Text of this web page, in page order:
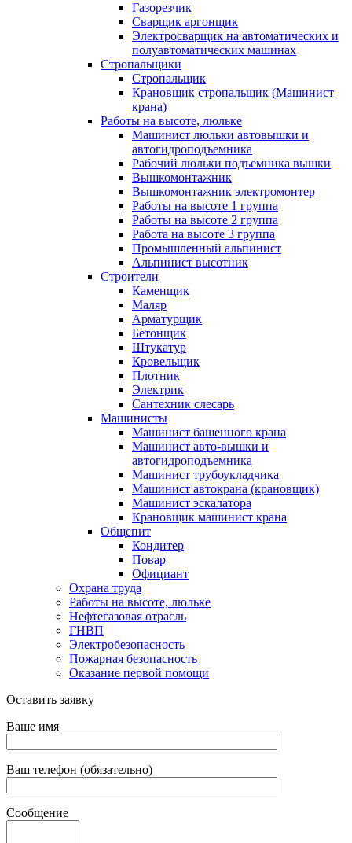
Газорезчик
Сварщик аргонщик
Электросварщик на автоматических и
полуавтоматических машинах
Стропальщики
Стропальщик
Крановщик стропальщик (Машинист
крана)
Работы на высоте, люльке
Машинист люльки автовышки и
автогидроподъемника
Рабочий люльки подъемника вышки
Вышкомонтажник
Вышкомонтажник электромонтер
Работы на высоте 1 группа
Работы на высоте 2 группа
Работа на высоте 3 группа
Промышленный альпинист
Альпинист высотник
Строители
Каменщик
Маляр
Арматурщик
Бетонщик
Штукатур
Кровельщик
Плотник
Электрик
Сантехник слесарь
Машинисты
Машинист башенного крана
Машинист авто-вышки и
автогидроподъемника
Машинист трубоукладчика
Машинист автокрана (крановщик)
Машинист эскалатора
Крановщик машинист крана
Общепит
Кондитер
Повар
Официант
Охрана труда
Работы на высоте, люльке
Нефтегазовая отрасль
ГНВП
Электробезопасность
Пожарная безопасность
Оказание первой помощи
Оставить заявку
Ваше имя
Ваш телефон (обязательно)
Сообщение